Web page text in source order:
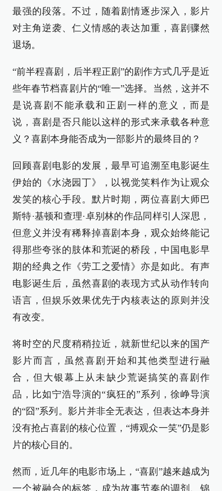
最强的段落。不过，随着剧情逐步深入，影片
对主角逆袭、仁义情感的表达加重，喜剧骤然
退场。
“前半程喜剧，后半程正剧”的剧作方式几乎是近
些年春节档喜剧片的“唯一”选择。当然，这并不
是说喜剧不能承载和正剧一样的意义，而是
说，喜剧是否只能以这样的形式来承载各种意
义？喜剧本身能否成为一部影片的最终目的？
回顾喜剧电影的发展，最早可追溯至电影诞生
伊始的《水浇园丁》，以视觉笑料作为让观众
发笑的核心手段。默片时期，两位喜剧大师巴
斯特·基顿和查理·卓别林的作品同样引人深思，
但意义并没有稀释掉喜剧本身，观众始终能记
得那些夸张的肢体和荒诞的桥段，中国电影早
期的经典之作《劳工之爱情》亦是如此。有声
电影诞生后，虽然喜剧的表现方式从动作转向
语言，但娱乐效果优先于内核表达的原则并没
有改变。
将时空的尺度稍稍拉近，就新世纪以来的国产
影片而言，虽然喜剧开始和其他类型进行融
合，但大银幕上从未缺少荒诞搞笑的喜剧作
品，比如宁浩导演的“疯狂的”系列，徐峥导演
的“囧”系列。影片并非全无表达，但表达本身并
没有抢占喜剧的核心位置，“搏观众一笑”仍是影
片的核心目的。
然而，近几年的电影市场上，“喜剧”越来越成为
一个被融合的标签，成为故事节奏的调剂、锦